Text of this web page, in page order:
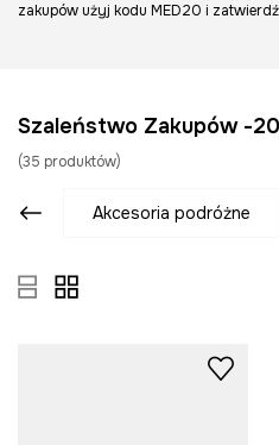
zakupów użyj kodu MED20 i
Szaleństwo Zakupów -
(35 produktów)
akcesoria podróżne